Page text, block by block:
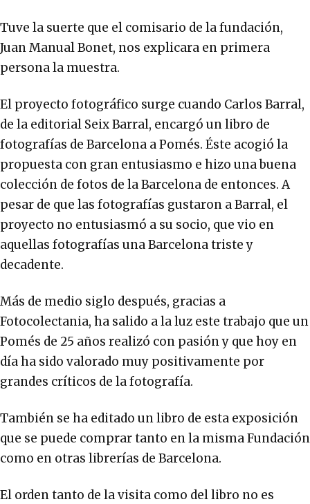
Tuve la suerte que el comisario de la fundación,
Juan Manual Bonet, nos explicara en primera
persona la muestra.
El proyecto fotográfico surge cuando Carlos Barral,
de la editorial Seix Barral, encargó un libro de
fotografías de Barcelona a Pomés. Éste acogió la
propuesta con gran entusiasmo e hizo una buena
colección de fotos de la Barcelona de entonces. A
pesar de que las fotografías gustaron a Barral, el
proyecto no entusiasmó a su socio, que vio en
aquellas fotografías una Barcelona triste y
decadente.
Más de medio siglo después, gracias a
Fotocolectania, ha salido a la luz este trabajo que un
Pomés de 25 años realizó con pasión y que hoy en
día ha sido valorado muy positivamente por
grandes críticos de la fotografía.
También se ha editado un libro de esta exposición
que se puede comprar tanto en la misma Fundación
como en otras librerías de Barcelona.
El orden tanto de la visita como del libro no es